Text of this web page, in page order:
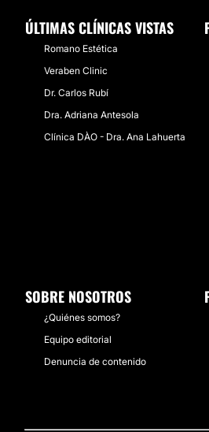
ÚLTIMAS CLÍNICAS VISTAS
Romano Estética
Veraben Clinic
Dr. Carlos Rubí
Dra. Adriana Antesola
Clínica DÀO - Dra. Ana Lahuerta
SOBRE NOSOTROS
¿Quiénes somos?
Equipo editorial
Denuncia de contenido